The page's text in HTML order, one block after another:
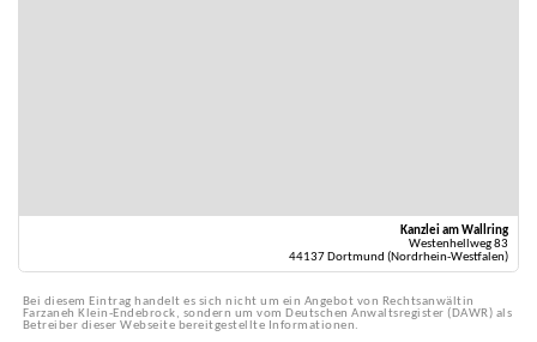
Kanzlei am Wallring
Westenhellweg 83
44137 Dortmund (Nordrhein-Westfalen)
Bei diesem Eintrag handelt es sich nicht um ein Angebot von Rechtsanwältin
Farzaneh Klein-Endebrock, sondern um vom Deutschen Anwaltsregister (DAWR) als
Betreiber dieser Webseite bereitgestellte Informationen.